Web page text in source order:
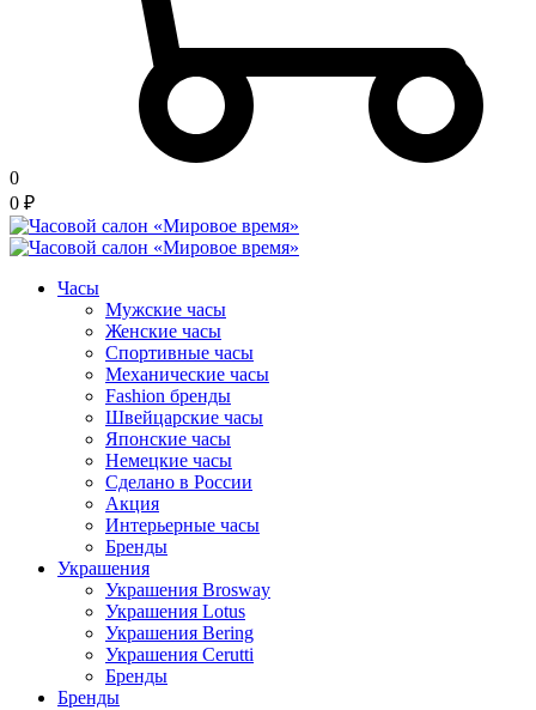
0
0 ₽
Часы
Мужские часы
Женские часы
Спортивные часы
Механические часы
Fashion бренды
Швейцарские часы
Японские часы
Немецкие часы
Сделано в России
Акция
Интерьерные часы
Бренды
Украшения
Украшения Brosway
Украшения Lotus
Украшения Bering
Украшения Cerutti
Бренды
Бренды